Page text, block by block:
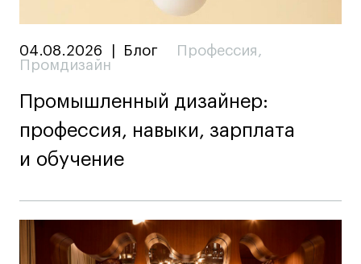
04.08.2026 Блог Профессия ,
Промдизайн
Промышленный дизайнер:
профессия, навыки, зарплата
и обучение